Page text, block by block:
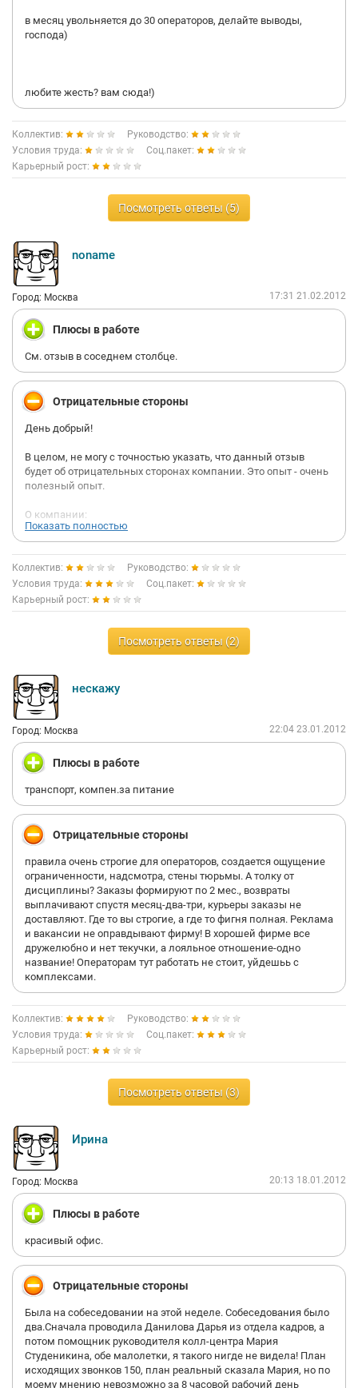
в месяц увольняется до 30 операторов, делайте выводы,
господа)
любите жесть? вам сюда!)
Коллектив:
Руководство:
Условия труда:
Соц.пакет:
Карьерный рост:
Посмотреть ответы (5)
noname
Город: Москва 17:31 21.02.2012
Плюсы в работе
См. отзыв в соседнем столбце.
Отрицательные стороны
День добрый!
В целом, не могу с точностью указать, что данный отзыв
будет об отрицательных сторонах компании. Это опыт - очень
полезный опыт.
О компании:
Компания молодая, амбициозная и порой, эти амбиции за
гранью "нормального" - пытается сделать то, что молодому
бизнесу никак не к лицу. Опираясь на одну из своих
ценностей "скорость", компания стремится к ускоренному
"покорению вершин", не важно как (качественно или так
себе), главное быстро - мнения сотрудников на
корпоративную культуру, в принципе, не важны, главное, как
на это отреагирует "главный топ-менеджер".
Соц. гарантии и т.п.:
"Где перекусить"
Компания "белая", то есть у вас будет официальная
заработная плата. Сотрудникам, зарплата которых, прошу
меня извинить, если ошибаюсь, меньше 30 000 руб.,
действительно компенсируют оплату питания. Также
установлен кофе-автомат с несколькими видами бесплатного
кофе. Хочется поподробнее остановиться на "автоматах" - их
очень много, от горячей еды до сендвичей )) Своей "столовой"
в офисе нет, неподалеку есть фитнес-центр, где можно за
умеренную сумму заказать бизнес-ланч.
Помимо бесплатного кофе из автоматов, есть бесплатный чай
с сахаром - все в пластиковой таре. Это "пластиковая
компания", если во многих компаниях уже давно отошли от
пластиковой посуды, то здесь ее в изобилии.
"Фитнес, ДМС, Мобильная связь":
Корпоративных скидок для занятия фитнесом нет.
ДМС отсутствует.
Мобильная связь - есть корпоративный провайдер.
"Как доехать"
Корпоративный транспорт - старенький, немецкого
происхождения автобус, курсирующий от метро Курская до
- 15-20 минут. Все сотрудники, к сожалению, с комфортом не
прокатятся, многие будут вынуждены стоять "как в обычном
общественном транспорте в часы пик". Также, автобус не
подъезжает непосредственно к м. Курская, придется пройти
еще метров 400.
Проще сесть на городской транспорт и доехать с большим
комфортом, и быстрее, до м.. Площадь Ильича.
Прием на работу:
Главное - понравится руководителю, или чтобы руководитель
был в расположении духа - в принципе, как и везде.
Первый рабочий день (личный опыт) - ничего не подключено
и и не подготовлено, самостоятельно решаешь вопросы по
Показать полностью
Коллектив:
Руководство:
Условия труда:
Соц.пакет:
Карьерный рост:
Посмотреть ответы (2)
нескажу
Город: Москва 22:04 23.01.2012
Плюсы в работе
транспорт, компен.за питание
Отрицательные стороны
правила очень строгие для операторов, создается ощущение
ограниченности, надсмотра, стены тюрьмы. А толку от
дисциплины? Заказы формируют по 2 мес., возвраты
выплачивают спустя месяц-два-три, курьеры заказы не
доставляют. Где то вы строгие, а где то фигня полная. Реклама
и вакансии не оправдывают фирму! В хорошей фирме все
дружелюбно и нет текучки, а лояльное отношение-одно
название! Операторам тут работать не стоит, уйдешьь с
комплексами.
Коллектив:
Руководство:
Условия труда:
Соц.пакет:
Карьерный рост:
Посмотреть ответы (3)
Ирина
Город: Москва 20:13 18.01.2012
Плюсы в работе
красивый офис.
Отрицательные стороны
Была на собеседовании на этой неделе. Собеседования было
два.Сначала проводила Данилова Дарья из отдела кадров, а
потом помощник руководителя колл-центра Мария
Студеникина, обе малолетки, я такого нигде не видела! План
исходящих звонков 150, план реальный сказала Мария, но по
моему мнению невозможно за 8 часовой рабочий день